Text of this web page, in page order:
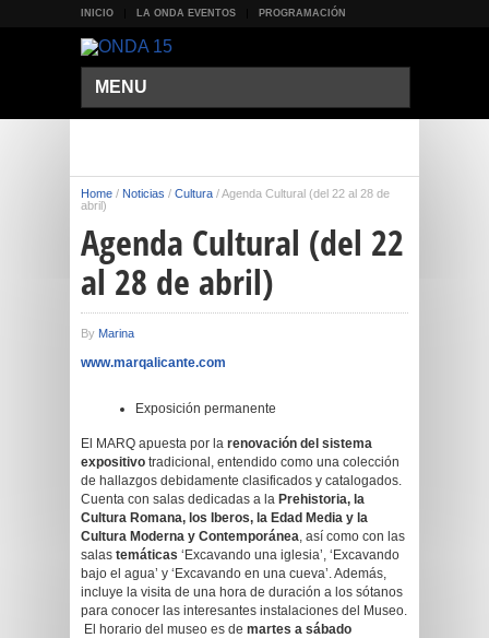
INICIO LA ONDA EVENTOS PROGRAMACIÓN
MENU
Home / Noticias / Cultura /Agenda Cultural (del 22 al 28 de
abril)
Agenda Cultural (del 22
al 28 de abril)
By Marina
www.marqalicante.com
Exposición permanente
El MARQ apuesta por la renovación del sistema
expositivo tradicional, entendido como una colección
de hallazgos debidamente clasificados y catalogados.
Cuenta con salas dedicadas a la Prehistoria, la
Cultura Romana, los Iberos, la Edad Media y la
Cultura Moderna y Contemporánea, así como con las
salas temáticas ‘Excavando una iglesia’, ‘Excavando
bajo el agua’ y ‘Excavando en una cueva’. Además,
incluye la visita de una hora de duración a los sótanos
para conocer las interesantes instalaciones del Museo.
El horario del museo es de martes a sábado